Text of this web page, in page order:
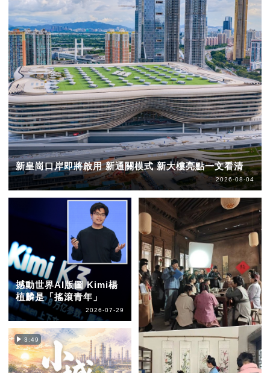
新皇崗口岸即將啟用 新通關模式 新大樓亮點一文看清
2026-08-04
撼動世界AI版圖 Kimi楊
植麟是「搖滾青年」
2026-07-29
3:49